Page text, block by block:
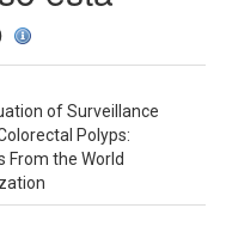
of Surveillance
Polyps:
From the World